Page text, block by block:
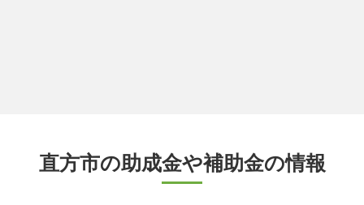
直方市の助成金や補助金の情報